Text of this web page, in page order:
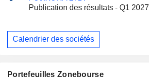
Publication des résultats - Q1 2027
Calendrier des sociétés
Portefeuilles Zonebourse